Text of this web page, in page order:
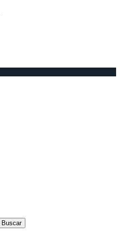
Buscar